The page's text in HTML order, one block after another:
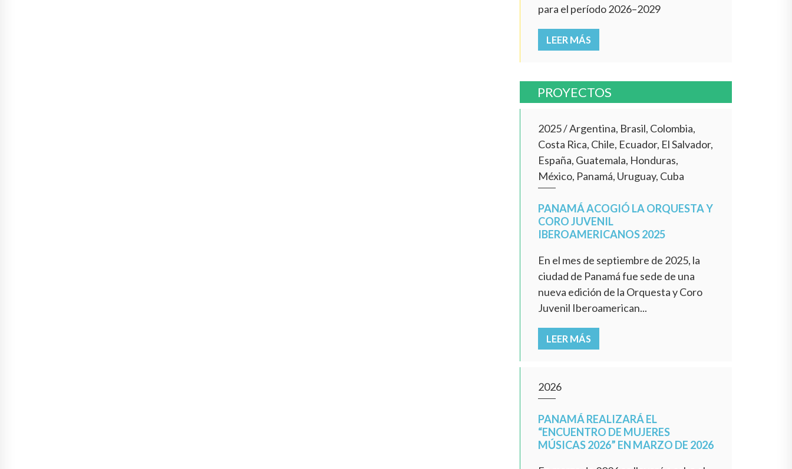
para el período 2026–2029
LEER MÁS
PROYECTOS
2025/Argentina, Brasil, Colombia,
Costa Rica, Chile, Ecuador, El Salvador,
España, Guatemala, Honduras,
México, Panamá, Uruguay, Cuba
PANAMÁ ACOGIÓ LA ORQUESTA Y
CORO JUVENIL
IBEROAMERICANOS 2025
En el mes de septiembre de 2025, la
ciudad de Panamá fue sede de una
nueva edición de la Orquesta y Coro
Juvenil Iberoamerican...
LEER MÁS
2026
PANAMÁ REALIZARÁ EL
“ENCUENTRO DE MUJERES
MÚSICAS 2026” EN MARZO DE 2026